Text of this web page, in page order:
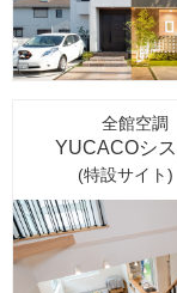
2026年9月
香川県 高松市
2026年8月
埼玉県 熊谷市
2026年6月
香川県 高松市
全館空調
YUCACOシ
(特設サイト)